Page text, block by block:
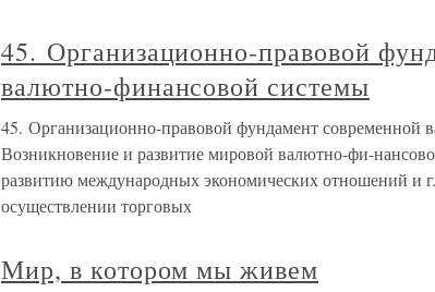
45. Организационно-правовой
валютно-финансовой системы
45. Организационно-правовой фундамент современной
Возникновение и развитие мировой валютно-фи-
развитию международных экономических отношений и
осуществлении торговых
Мир, в котором мы живем